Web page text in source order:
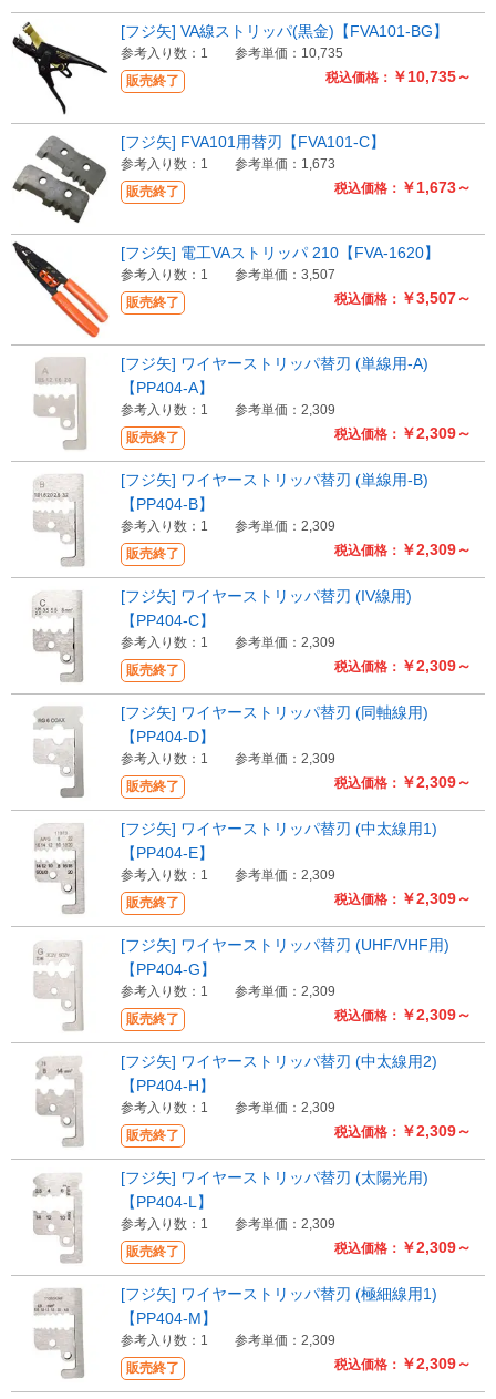
販売終了 税込価格： ￥10,735～
[フジ矢] VA線ストリッパ(黒金)【FVA101-BG】
参考入り数：1 参考単価：10,735
販売終了 税込価格： ￥1,673～
[フジ矢] FVA101用替刃【FVA101-C】
参考入り数：1 参考単価：1,673
販売終了 税込価格： ￥3,507～
[フジ矢] 電工VAストリッパ 210【FVA-1620】
参考入り数：1 参考単価：3,507
販売終了 税込価格： ￥2,309～
[フジ矢] ワイヤーストリッパ替刃 (単線用-A)
【PP404-A】
参考入り数：1 参考単価：2,309
販売終了 税込価格： ￥2,309～
[フジ矢] ワイヤーストリッパ替刃 (単線用-B)
【PP404-B】
参考入り数：1 参考単価：2,309
販売終了 税込価格： ￥2,309～
[フジ矢] ワイヤーストリッパ替刃 (IV線用)
【PP404-C】
参考入り数：1 参考単価：2,309
販売終了 税込価格： ￥2,309～
[フジ矢] ワイヤーストリッパ替刃 (同軸線用)
【PP404-D】
参考入り数：1 参考単価：2,309
販売終了 税込価格： ￥2,309～
[フジ矢] ワイヤーストリッパ替刃 (中太線用1)
【PP404-E】
参考入り数：1 参考単価：2,309
販売終了 税込価格： ￥2,309～
[フジ矢] ワイヤーストリッパ替刃 (UHF/VHF用)
【PP404-G】
参考入り数：1 参考単価：2,309
販売終了 税込価格： ￥2,309～
[フジ矢] ワイヤーストリッパ替刃 (中太線用2)
【PP404-H】
参考入り数：1 参考単価：2,309
販売終了 税込価格： ￥2,309～
[フジ矢] ワイヤーストリッパ替刃 (太陽光用)
【PP404-L】
参考入り数：1 参考単価：2,309
販売終了 税込価格： ￥2,309～
[フジ矢] ワイヤーストリッパ替刃 (極細線用1)
【PP404-M】
参考入り数：1 参考単価：2,309